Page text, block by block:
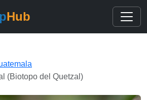
Hub
(Biotopo del Quetzal)